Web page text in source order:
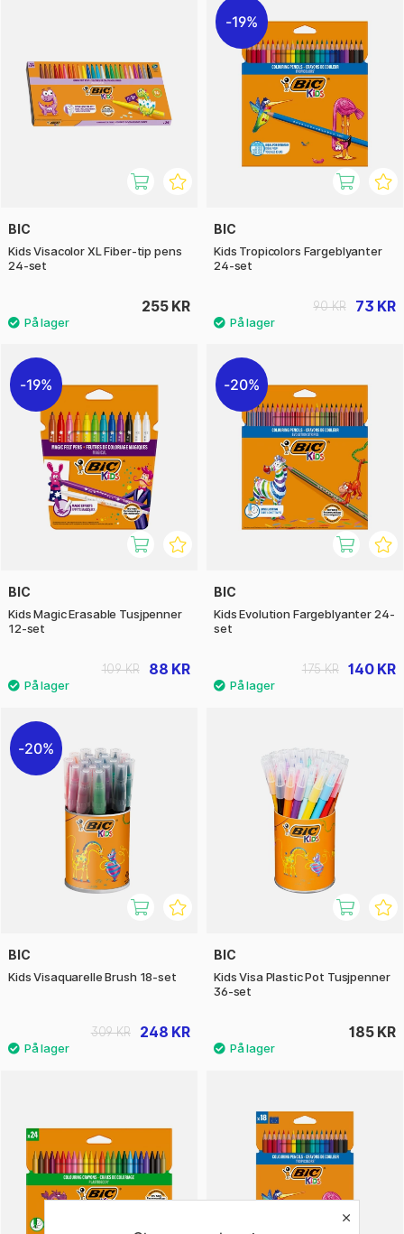
BIC
Kids Visacolor XL Fiber-tip pens
24-set
255 KR
19%
BIC
Kids Tropicolors Fargeblyanter
24-set
73 KR
90 KR
19%
BIC
Kids Magic Erasable Tusjpenner
12-set
88 KR
109 KR
20%
BIC
Kids Evolution Fargeblyanter 24-
set
140 KR
175 KR
20%
BIC
Kids Visaquarelle Brush 18-set
248 KR
309 KR
BIC
Kids Visa Plastic Pot Tusjpenner
36-set
185 KR